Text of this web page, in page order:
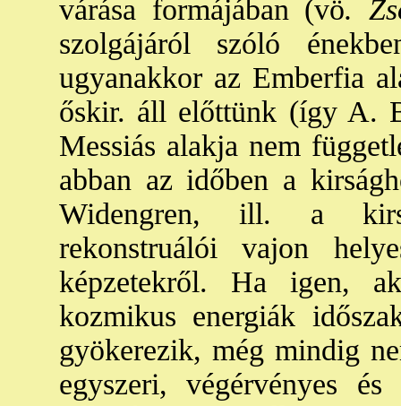
várása formájában (vö.
szolgájáról szóló
ugyanakkor az Emberfia
őskir. áll előttünk (így A.
Messiás alakja nem
abban az időben a
Widengren, ill. a
rekonstruálói vajon
képzetekről. Ha igen,
kozmikus energiák
gyökerezik, még mindig
egyszeri, végérvényes